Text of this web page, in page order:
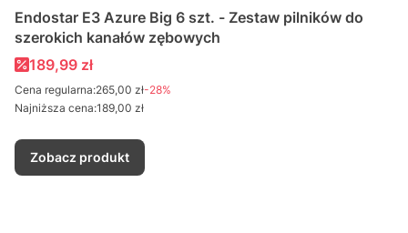
Endostar E3 Azure Big 6 szt. - Zestaw pilników do
szerokich kanałów zębowych
Cena promocyjna
189,99 zł
Cena regularna:265,00 zł-28%
Najniższa cena:189,00 zł
Zobacz produkt